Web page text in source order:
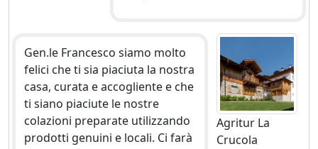
Gen.le Francesco siamo molto
felici che ti sia piaciuta la nostra
casa, curata e accogliente e che
ti siano piaciute le nostre
colazioni preparate utilizzando
prodotti genuini e locali. Ci farà
Agritur La
Crucola